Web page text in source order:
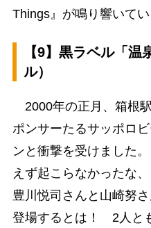
Things』が鳴り響いてい
【9】黒ラベル「
ル）
2000年の正月、箱根
ポンサーたるサッポロ
ンと衝撃を受けました
えず起こらなかったな
豊川悦司さんと山崎努
登場するとは！ 2人と